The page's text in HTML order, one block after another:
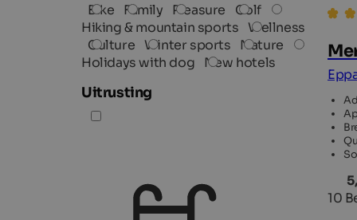
Bike Family Pleasure
Golf
Hiking & mountain sports Wellness
Culture Winter sports
Nature
Holidays with dog
New hotels
Uitrusting
10